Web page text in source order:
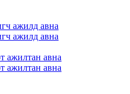
ажилд авна
ажилд авна
ажилтан авна
ажилтан авна